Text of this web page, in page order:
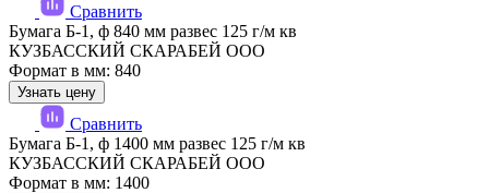
Сравнить
Бумага Б-1, ф 840 мм развес 125 г/м кв
КУЗБАССКИЙ СКАРАБЕЙ ООО
Формат в мм: 840
Узнать цену
Сравнить
Бумага Б-1, ф 1400 мм развес 125 г/м кв
КУЗБАССКИЙ СКАРАБЕЙ ООО
Формат в мм: 1400